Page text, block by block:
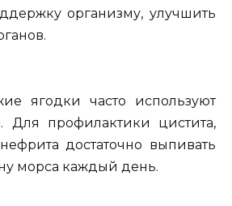
организму, улучшить
ягодки часто используют
Для профилактики цистита,
достаточно выпивать
морса каждый день.